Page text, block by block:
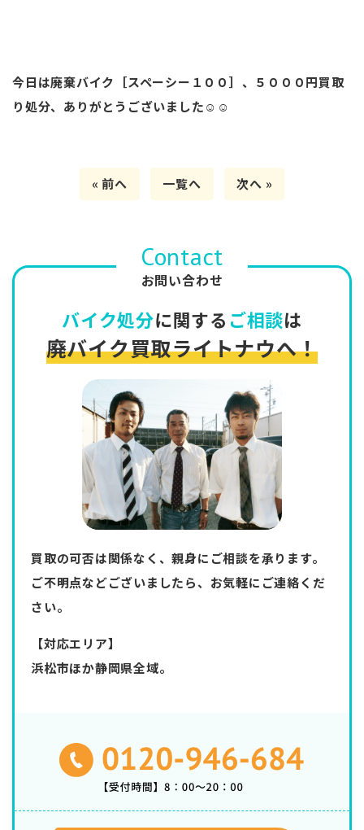
今日は廃棄バイク［スペーシー１００］、５０００円買取
り処分、ありがとうございました☺☺
« 前へ 一覧へ 次へ »
Contact
お問い合わせ
バイク処分に関する ご相談は
廃バイク買取ライトナウへ！
買取の可否は関係なく、親身にご相談を承ります。
ご不明点などございましたら、お気軽にご連絡くだ
さい。
【対応エリア】
浜松市ほか静岡県全域。